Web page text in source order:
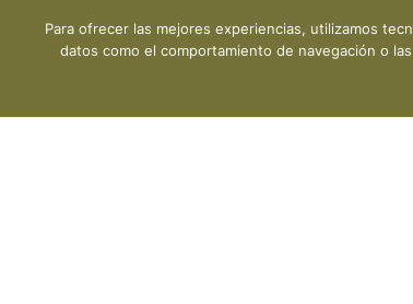
Para ofrecer las mejores experiencias, utilizamos
datos como el comportamiento de navegación o